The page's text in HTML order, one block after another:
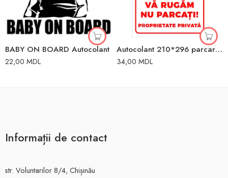
BABY ON BOARD Autocolant
22,00 MDL
Autocolant 210*296 parcare privată
34,00 MDL
Informații de contact
str. Voluntarilor 8/4, Chișinău